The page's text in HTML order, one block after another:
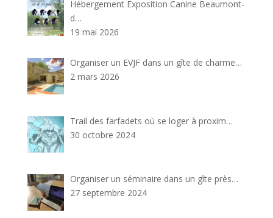
Hébergement Exposition Canine Beaumont-
d…
19 mai 2026
Organiser un EVJF dans un gîte de charme…
2 mars 2026
Trail des farfadets où se loger à proxim…
30 octobre 2024
Organiser un séminaire dans un gîte près…
27 septembre 2024